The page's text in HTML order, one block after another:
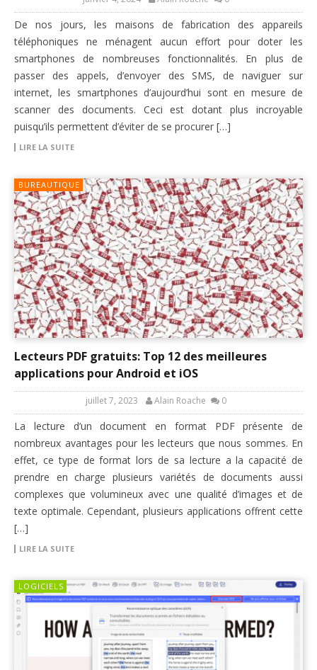
De nos jours, les maisons de fabrication des appareils
téléphoniques ne ménagent aucun effort pour doter les
smartphones de nombreuses fonctionnalités. En plus de
passer des appels, d’envoyer des SMS, de naviguer sur
internet, les smartphones d’aujourd’hui sont en mesure de
scanner des documents. Ceci est dotant plus incroyable
puisqu’ils permettent d’éviter de se procurer […]
LIRE LA SUITE
BUREAUTIQUE
Lecteurs PDF gratuits: Top 12 des meilleures
applications pour Android et iOS
juillet 7, 2023 Alain Roache 0
La lecture d’un document en format PDF présente de
nombreux avantages pour les lecteurs que nous sommes. En
effet, ce type de format lors de sa lecture a la capacité de
prendre en charge plusieurs variétés de documents aussi
complexes que volumineux avec une qualité d’images et de
texte optimale. Cependant, plusieurs applications offrent cette
[…]
LIRE LA SUITE
LOGICIELS